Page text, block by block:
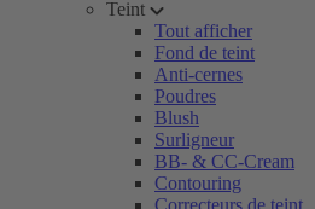
Teint
Tout afficher
Fond de teint
Anti-cernes
Poudres
Blush
Surligneur
BB- & CC-Cream
Contouring
Correcteurs de teint